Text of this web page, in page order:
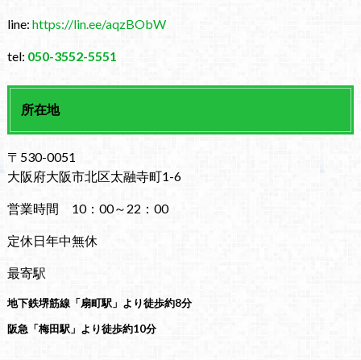
line: https://lin.ee/aqzBObW
tel: 050-3552-5551
所在地
〒530-0051
大阪府大阪市北区太融寺町1-6
営業時間 10：00～22：00
定休日年中無休
最寄駅
地下鉄堺筋線「扇町駅」より徒歩約8分
阪急「梅田駅」より徒歩約10分